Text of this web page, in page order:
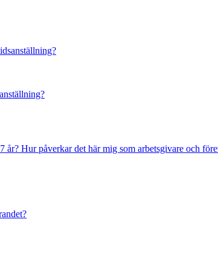
Hur påverkar det här mig som arbetsgivare och